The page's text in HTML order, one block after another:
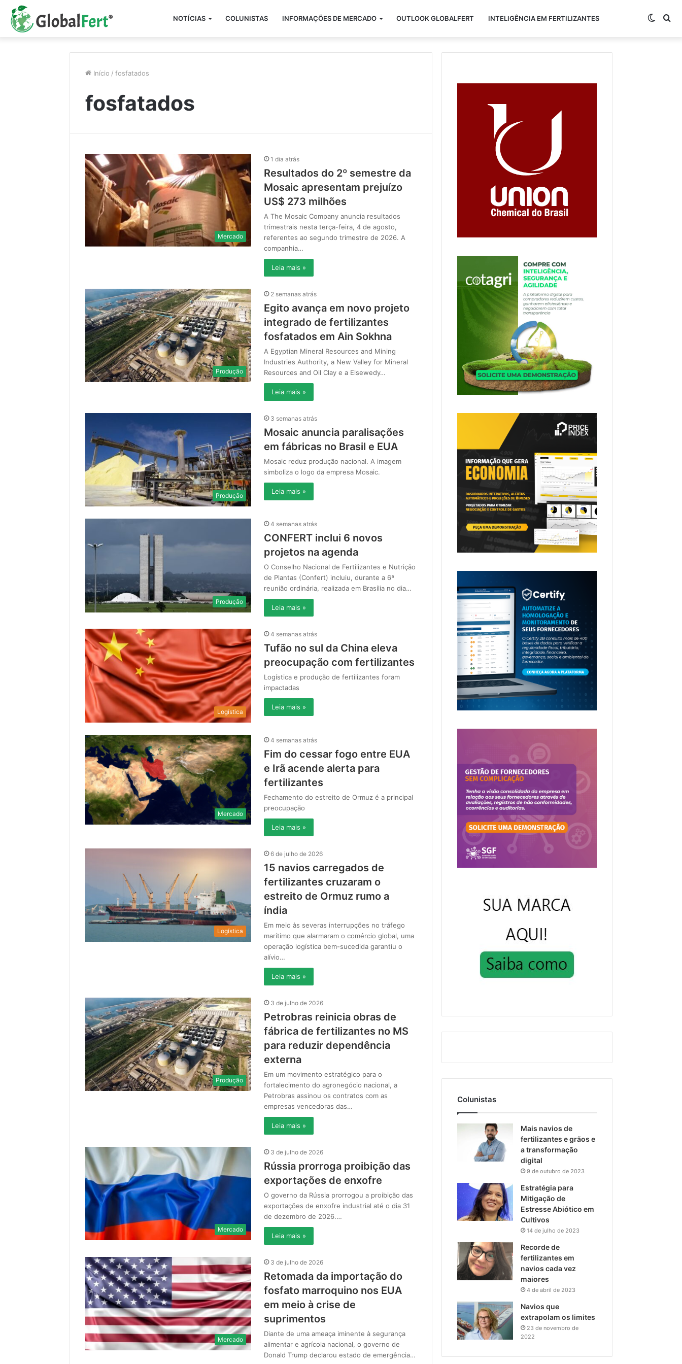
NOTÍCIAS COLUNISTAS INFORMAÇÕES DE MERCADO OUTLOOK GLOBALFERT INTELIGÊNCIA EM FERTILIZANTES Switch
Início / fosfatados
fosfatados
Mercado
1 dia atrás
Resultados do 2º semestre da
Mosaic apresentam prejuízo
US$ 273 milhões
A The Mosaic Company anuncia resultados
trimestrais nesta terça-feira, 4 de agosto,
referentes ao segundo trimestre de 2026. A
companhia…
Leia mais »
Produção
2 semanas atrás
Egito avança em novo projeto
integrado de fertilizantes
fosfatados em Ain Sokhna
A Egyptian Mineral Resources and Mining
Industries Authority, a New Valley for Mineral
Resources and Oil Clay e a Elsewedy…
Leia mais »
Produção
3 semanas atrás
Mosaic anuncia paralisações
em fábricas no Brasil e EUA
Mosaic reduz produção nacional. A imagem
simboliza o logo da empresa Mosaic.
Leia mais »
Produção
4 semanas atrás
CONFERT inclui 6 novos
projetos na agenda
O Conselho Nacional de Fertilizantes e Nutrição
de Plantas (Confert) incluiu, durante a 6ª
reunião ordinária, realizada em Brasília no dia…
Leia mais »
Logística
4 semanas atrás
Tufão no sul da China eleva
preocupação com fertilizantes
Logística e produção de fertilizantes foram
impactadas
Leia mais »
Mercado
4 semanas atrás
Fim do cessar fogo entre EUA
e Irã acende alerta para
fertilizantes
Fechamento do estreito de Ormuz é a principal
preocupação
Leia mais »
Logística
6 de julho de 2026
15 navios carregados de
fertilizantes cruzaram o
estreito de Ormuz rumo a
índia
Em meio às severas interrupções no tráfego
marítimo que alarmaram o comércio global, uma
operação logística bem-sucedida garantiu o
alívio…
Leia mais »
Produção
3 de julho de 2026
Petrobras reinicia obras de
fábrica de fertilizantes no MS
para reduzir dependência
externa
Em um movimento estratégico para o
fortalecimento do agronegócio nacional, a
Petrobras assinou os contratos com as
empresas vencedoras das…
Leia mais »
Mercado
3 de julho de 2026
Rússia prorroga proibição das
exportações de enxofre
O governo da Rússia prorrogou a proibição das
exportações de enxofre industrial até o dia 31
de dezembro de 2026.…
Leia mais »
Mercado
3 de julho de 2026
Retomada da importação do
fosfato marroquino nos EUA
em meio à crise de
suprimentos
Diante de uma ameaça iminente à segurança
alimentar e agrícola nacional, o governo de
Donald Trump declarou estado de emergência…
Colunistas
Mais navios de
fertilizantes e grãos e
a transformação
digital
9 de outubro de 2023
Estratégia para
Mitigação de
Estresse Abiótico em
Cultivos
14 de julho de 2023
Recorde de
fertilizantes em
navios cada vez
maiores
4 de abril de 2023
Navios que
extrapolam os limites
23 de novembro de
2022